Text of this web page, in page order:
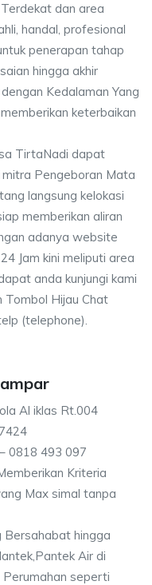
dan area
handal, profesional
penerapan tahap
hingga akhir
Kedalaman Yang
keterbaikan
TirtaNadi dapat
Pengeboran Mata
langsung kelokasi
memberikan aliran
adanya website
Jam kini meliputi area
anda kunjungi kami
Tombol Hijau Chat
(telephone).
Al iklas Rt.004
0818 493 097
Kriteria
Max simal tanpa
Bersahabat hingga
Air di
seperti